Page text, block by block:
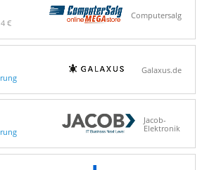
4 €
Computersalg
Galaxus.de
Jacob-
Elektronik